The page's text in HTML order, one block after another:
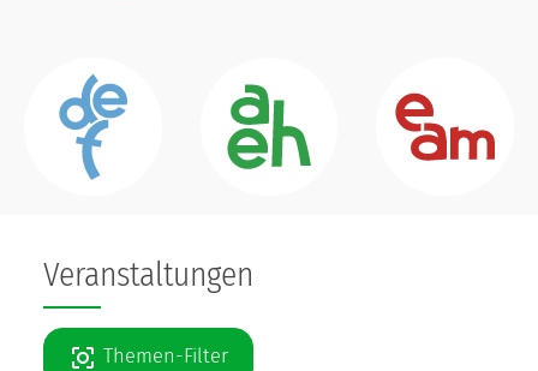
Veranstaltungen
Themen-Filter